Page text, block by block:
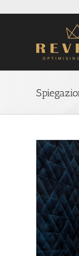
View
Larger
Image